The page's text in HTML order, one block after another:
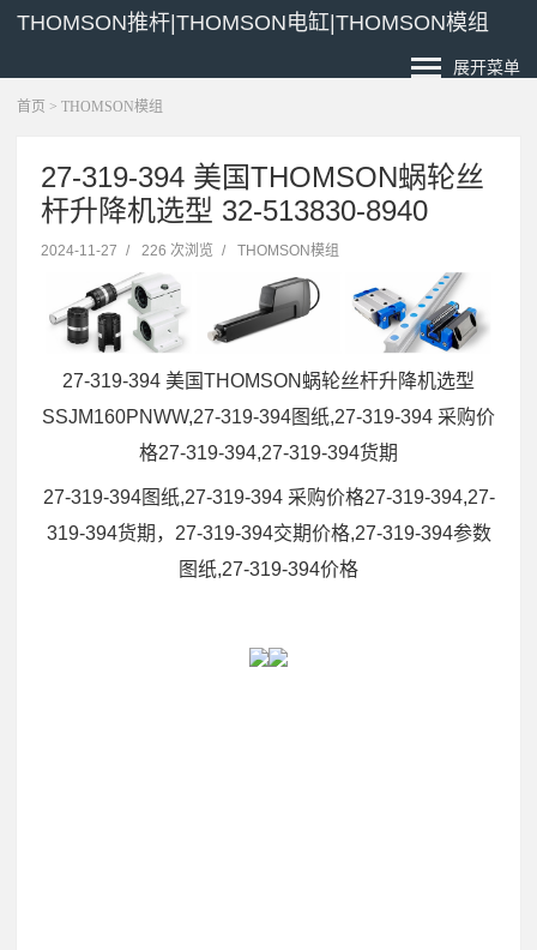
THOMSON推杆|THOMSON电缸|THOMSON模组
展开菜单
首页 > THOMSON模组
27-319-394 美国THOMSON蜗轮丝
杆升降机选型 32-513830-8940
2024-11-27 / 226 次浏览 / THOMSON模组
27-319-394 美国THOMSON蜗轮丝杆升降机选型
SSJM160PNWW,27-319-394图纸,27-319-394 采购价
格27-319-394,27-319-394货期
27-319-394图纸,27-319-394 采购价格27-319-394,27-
319-394货期，27-319-394交期价格,27-319-394参数
图纸,27-319-394价格